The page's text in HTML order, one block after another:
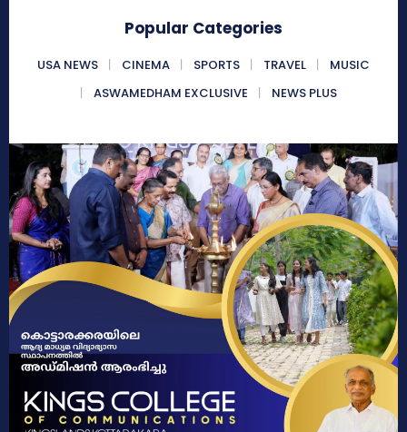
Popular Categories
USA NEWS CINEMA SPORTS TRAVEL
MUSIC
ASWAMEDHAM EXCLUSIVE
NEWS PLUS